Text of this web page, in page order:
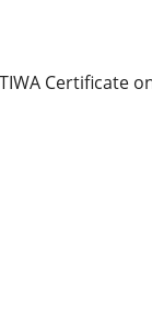
Certificate